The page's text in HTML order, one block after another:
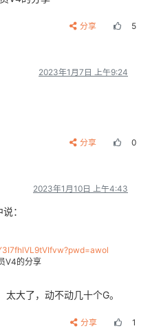
分享 5
2023年1月7日 上午9:24
分享 0
2023年1月10日 上午4:43
说：
V4的分享
大了，动不动几十个G。
分享 1